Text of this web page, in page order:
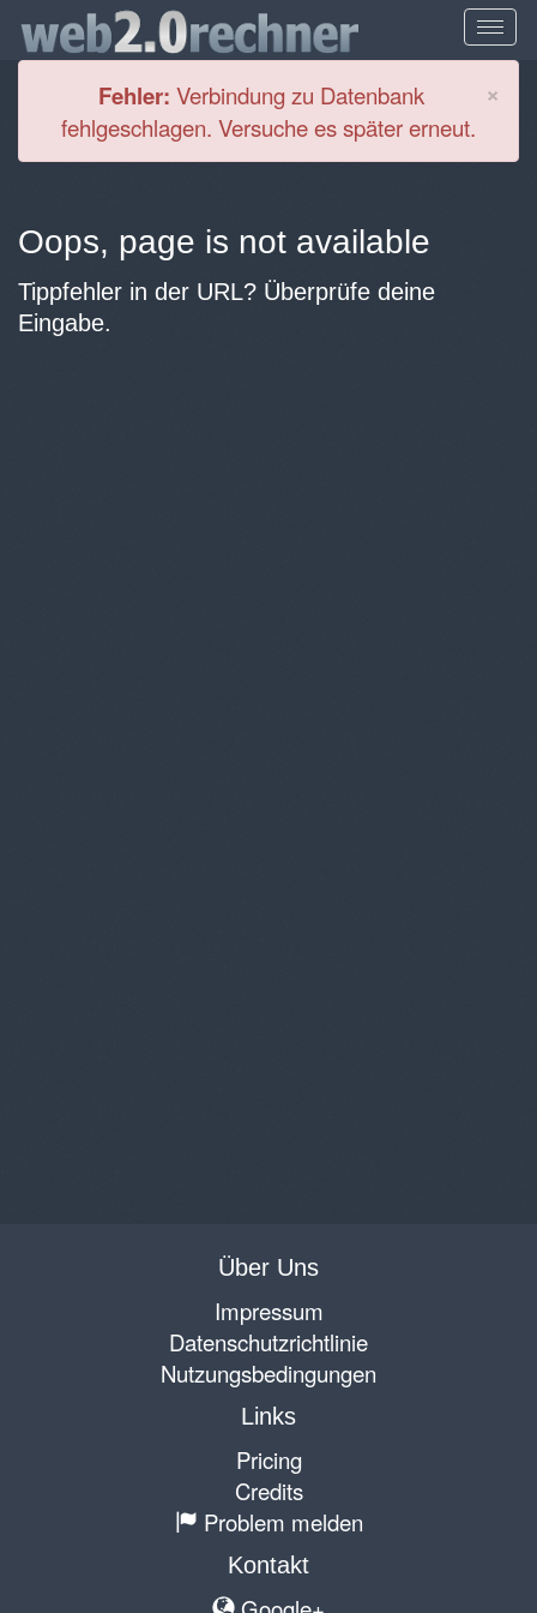
×
Fehler: Verbindung zu Datenbank
fehlgeschlagen. Versuche es später erneut.
Oops, page is not available
Tippfehler in der URL? Überprüfe deine
Eingabe.
Über Uns
Impressum
Datenschutzrichtlinie
Nutzungsbedingungen
Links
Pricing
Credits
Problem melden
Kontakt